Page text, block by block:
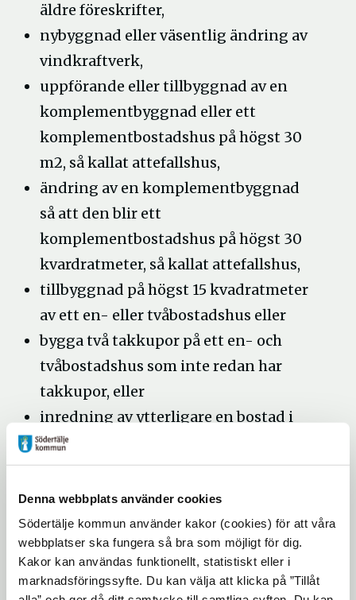
Denna webbplats använder cookies
Södertälje kommun använder kakor (cookies) för att våra
webbplatser ska fungera så bra som möjligt för dig.
Kakor kan användas funktionellt, statistiskt eller i
marknadsföringssyfte. Du kan välja att klicka på ”Tillåt
äldre föreskrifter,
nybyggnad eller väsentlig ändring av
vindkraftverk,
uppförande eller tillbyggnad av en
komplementbyggnad eller ett
komplementbostadshus på högst 30
m2, så kallat attefallshus,
ändring av en komplementbyggnad
så att den blir ett
komplementbostadshus på högst 30
kvardratmeter, så kallat attefallshus,
tillbyggnad på högst 15 kvadratmeter
av ett en- eller tvåbostadshus eller
bygga två takkupor på ett en- och
tvåbostadshus som inte redan har
takkupor, eller
inredning av ytterligare en bostad i
ett enbostadshus
åtgärdersamt de undantag från kravet på
anmälanpå Boverkethemsida.
Handläggningstid
Handläggningstiden är 4 veckor för